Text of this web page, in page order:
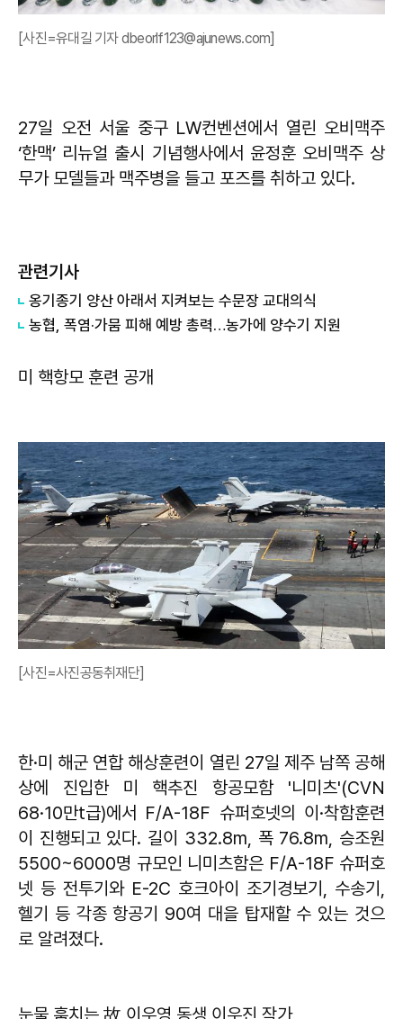
[사진=유대길 기자 dbeorlf123@ajunews.com]
27일 오전 서울 중구 LW컨벤션에서 열린 오비맥주
‘한맥’ 리뉴얼 출시 기념행사에서 윤정훈 오비맥주 상
무가 모델들과 맥주병을 들고 포즈를 취하고 있다.
관련기사
옹기종기 양산 아래서 지켜보는 수문장 교대의식
농협, 폭염·가뭄 피해 예방 총력…농가에 양수기 지원
미 핵항모 훈련 공개
[사진=사진공동취재단]
한·미 해군 연합 해상훈련이 열린 27일 제주 남쪽 공해
상에 진입한 미 핵추진 항공모함 '니미츠'(CVN
68·10만t급)에서 F/A-18F 슈퍼호넷의 이·착함훈련
이 진행되고 있다. 길이 332.8m, 폭 76.8m, 승조원
5500~6000명 규모인 니미츠함은 F/A-18F 슈퍼호
넷 등 전투기와 E-2C 호크아이 조기경보기, 수송기,
헬기 등 각종 항공기 90여 대을 탑재할 수 있는 것으
로 알려졌다.
눈물 훔치는 故 이우영 동생 이우진 작가​